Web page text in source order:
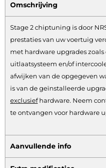
Omschrijving
Stage 2 chiptuning is door
prestaties van uw voertuig
met hardware upgrades
uitlaatsysteem en/of
afwijken van de opgegeven
is van de geïnstalleerde
exclusiefhardware. Neem
te ontvangen voor hardware
Aanvullende info